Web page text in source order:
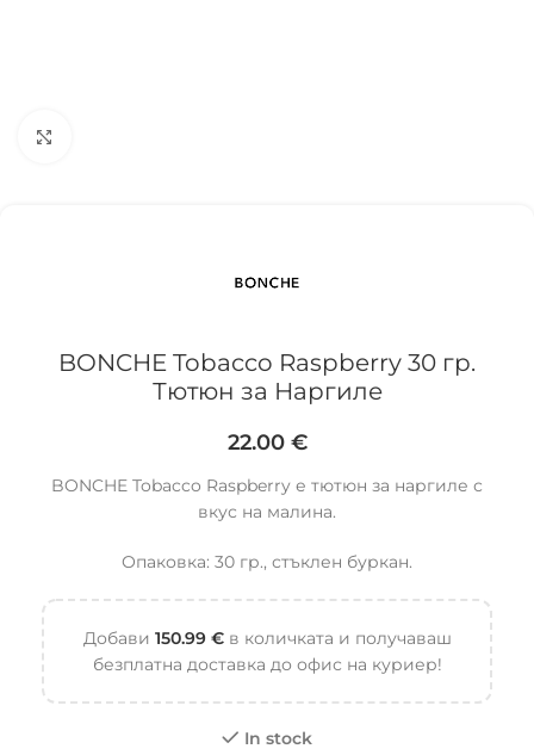
BONCHE Tobacco Raspberry 30 гр.
Тютюн за Наргиле
22.00 €
BONCHE Tobacco Raspberry е тютюн за наргиле с
вкус на малина.
Опаковка: 30 гр., стъклен буркан.
Добави 150.99 €в количката и получаваш
безплатна доставка до офис на куриер!
In stock